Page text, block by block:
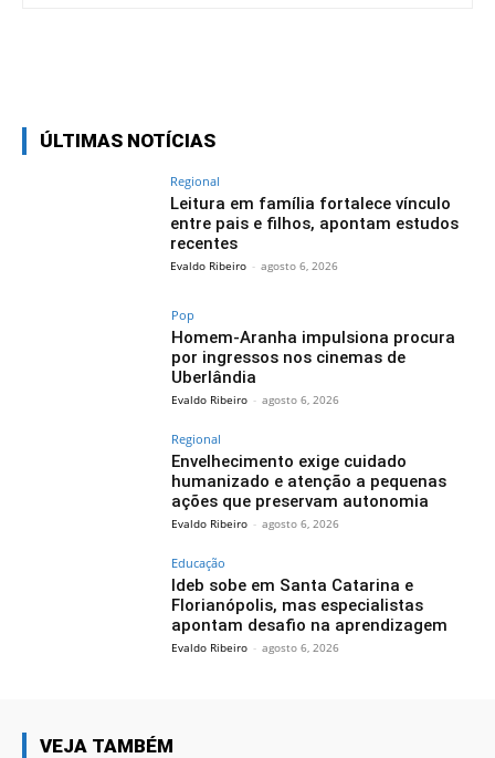
ÚLTIMAS NOTÍCIAS
Regional
Leitura em família fortalece vínculo
entre pais e filhos, apontam estudos
recentes
Evaldo Ribeiro - agosto 6, 2026
Pop
Homem-Aranha impulsiona procura
por ingressos nos cinemas de
Uberlândia
Evaldo Ribeiro - agosto 6, 2026
Regional
Envelhecimento exige cuidado
humanizado e atenção a pequenas
ações que preservam autonomia
Evaldo Ribeiro - agosto 6, 2026
Educação
Ideb sobe em Santa Catarina e
Florianópolis, mas especialistas
apontam desafio na aprendizagem
Evaldo Ribeiro - agosto 6, 2026
VEJA TAMBÉM